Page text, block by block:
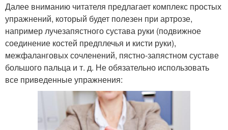
Далее вниманию читателя предлагает комплекс простых
упражнений, который будет полезен при артрозе,
например лучезапястного сустава руки (подвижное
соединение костей предплечья и кисти руки),
межфаланговых сочленений, пястно-запястном суставе
большого пальца и т. д. Не обязательно использовать
все приведенные упражнения: